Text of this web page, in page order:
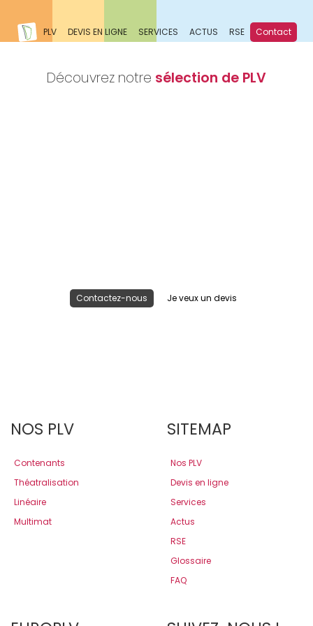
PLV DEVIS EN LIGNE SERVICES ACTUS RSE Contact
Découvrez notre sélection de PLV
Contactez-nous Je veux un devis
NOS PLV
Contenants
Théatralisation
Linéaire
Multimat
SITEMAP
Nos PLV
Devis en ligne
Services
Actus
RSE
Glossaire
FAQ